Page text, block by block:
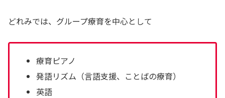
どれみでは、グループ療育を中心として
療育ピアノ
発語リズム（言語支援、ことばの療育）
英語